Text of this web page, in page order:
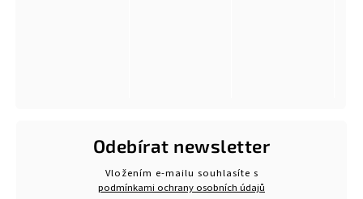
Odebírat newsletter
Vložením e-mailu souhlasíte s
podmínkami ochrany osobních údajů